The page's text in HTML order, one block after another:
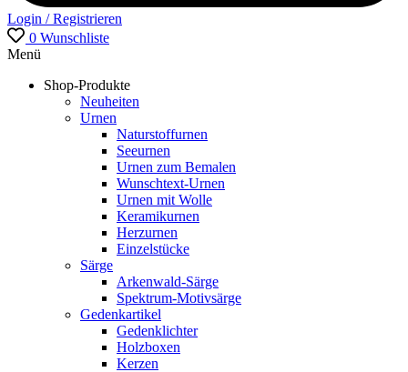
Login / Registrieren
0 Wunschliste
Menü
Shop-Produkte
Neuheiten
Urnen
Naturstoffurnen
Seeurnen
Urnen zum Bemalen
Wunschtext-Urnen
Urnen mit Wolle
Keramikurnen
Herzurnen
Einzelstücke
Särge
Arkenwald-Särge
Spektrum-Motivsärge
Gedenkartikel
Gedenklichter
Holzboxen
Kerzen